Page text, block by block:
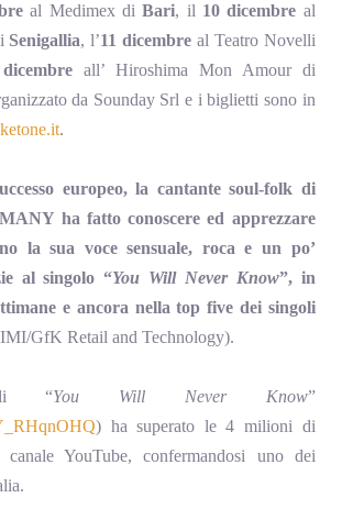
al Medimex diBari, il 10 dicembre al
Senigallia, l’11 dicembre al Teatro Novelli
all’ Hiroshima Mon Amour di
da Sounday Srl e i biglietti sono in
.
europeo, la cantante soul-folk di
ha fatto conoscere ed apprezzare
la sua voce sensuale, roca e un po’
al singolo “You Will Never Know”, in
e ancora nella top five dei singoli
GfK Retail and Technology).
“You Will Never Know”
) ha superato le 4 milioni di
canale YouTube, confermandosi uno dei